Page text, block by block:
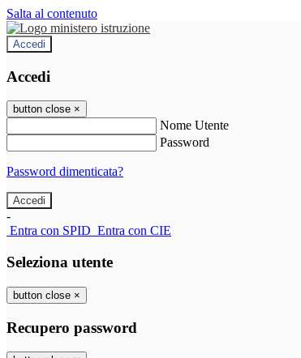
Salta al contenuto
Accedi
Accedi
button close ×
Nome Utente
Password
Password dimenticata?
-
Entra con SPID Entra con CIE
Seleziona utente
button close ×
Recupero password